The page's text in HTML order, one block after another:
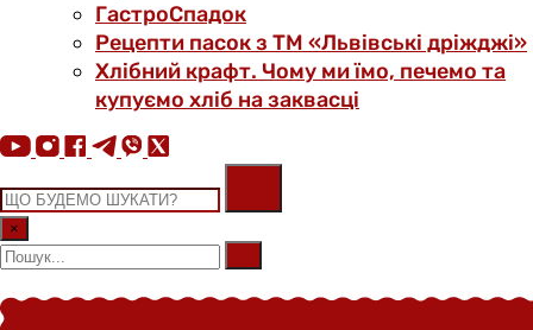
ГастроСпадок
Рецепти пасок з ТМ «Львівські дріжджі»
Хлібний крафт. Чому ми їмо, печемо та
купуємо хліб на заквасці
×